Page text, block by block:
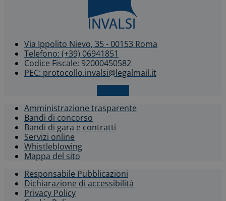
Via Ippolito Nievo, 35 - 00153 Roma
Telefono: (+39) 06941851
Codice Fiscale: 92000450582
PEC: protocollo.invalsi@legalmail.it
Amministrazione trasparente
Bandi di concorso
Bandi di gara e contratti
Servizi online
Whistleblowing​
Mappa del sito
Responsabile Pubblicazioni
Dichiarazione di accessibilità​
Privacy Policy